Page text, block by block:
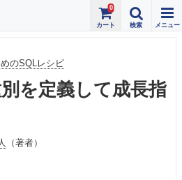
0
のSQLレシピ
を定義して成長指
（著者）